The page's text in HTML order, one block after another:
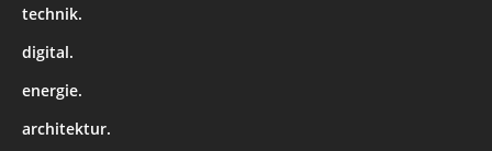
technik.
digital.
energie.
architektur.